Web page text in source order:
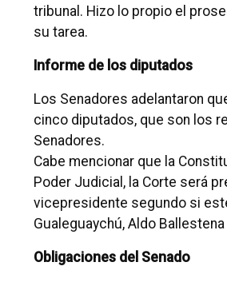
tribunal. Hizo lo propio el
su tarea.
Informe de los diputados
Los Senadores adelantaron
cinco diputados, que son los
Senadores.
Cabe mencionar que la
Poder Judicial, la Corte será
vicepresidente segundo si
Gualeguaychú, Aldo
Obligaciones del Senado